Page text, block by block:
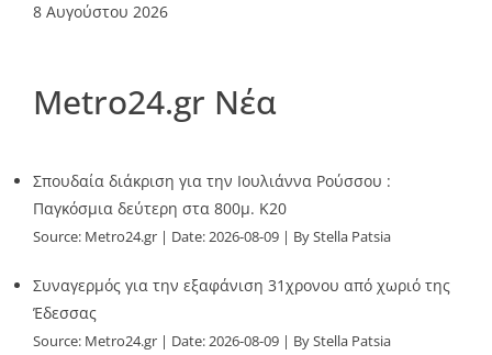
8 Αυγούστου 2026
Metro24.gr Νέα
Σπουδαία διάκριση για την Ιουλιάννα Ρούσσου :
Παγκόσμια δεύτερη στα 800μ. Κ20
Source: Metro24.gr Date: 2026-08-09 By Stella Patsia
Συναγερμός για την εξαφάνιση 31χρονου από χωριό της
Έδεσσας
Source: Metro24.gr Date: 2026-08-09 By Stella Patsia